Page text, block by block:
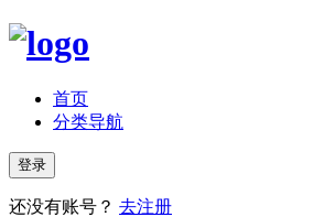
首页
分类导航
登录
还没有账号？ 去注册